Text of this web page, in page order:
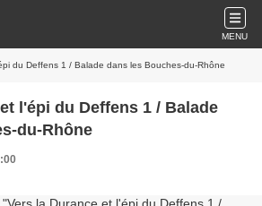
MENU
du Deffens 1 / Balade dans les Bouches-du-Rhône
l'épi du Deffens 1 / Balade
du-Rhône